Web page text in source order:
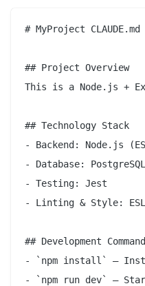
# MyProject CLAUDE.md
## Project Overview
This is a Node.js +
## Technology Stack
- Backend: Node.js
- Database:
- Testing: Jest
- Linting & Style:
## Development
- `npm install` —
- `npm run dev` —